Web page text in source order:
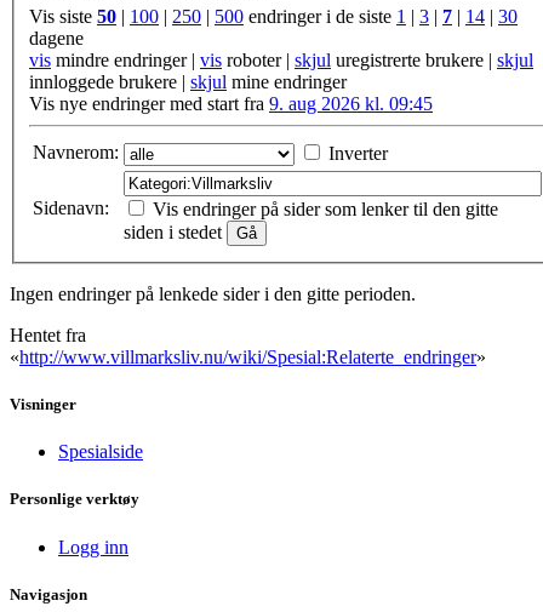
Vis siste 50 | 100 | 250 | 500 endringer i de siste 1 | 3 | 7 | 14 | 30
dagene
vis mindre endringer | vis roboter | skjul uregistrerte brukere | skjul
innloggede brukere | skjul mine endringer
Vis nye endringer med start fra 9. aug 2026 kl. 09:45
Navnerom: Inverter
Sidenavn:
Vis endringer på sider som lenker til den gitte
siden i stedet
Ingen endringer på lenkede sider i den gitte perioden.
Hentet fra
«http://www.villmarksliv.nu/wiki/Spesial:Relaterte_endringer»
Visninger
Spesialside
Personlige verktøy
Logg inn
Navigasjon